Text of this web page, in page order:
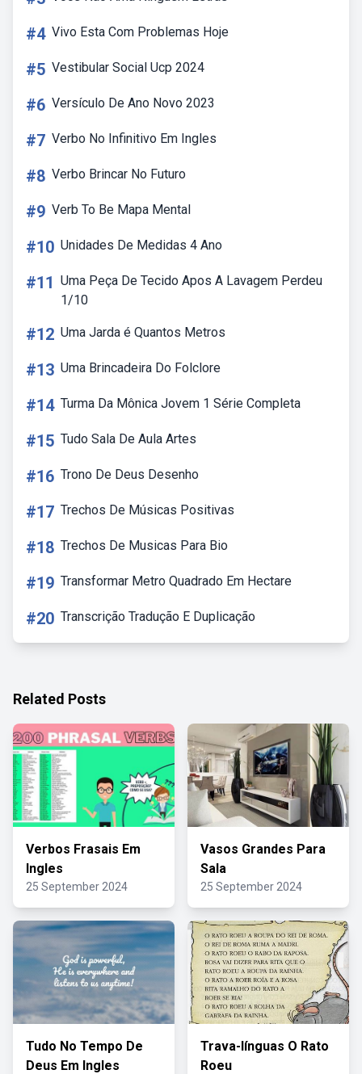
#4 Vivo Esta Com Problemas Hoje
#5 Vestibular Social Ucp 2024
#6 Versículo De Ano Novo 2023
#7 Verbo No Infinitivo Em Ingles
#8 Verbo Brincar No Futuro
#9 Verb To Be Mapa Mental
#10 Unidades De Medidas 4 Ano
#11 Uma Peça De Tecido Apos A Lavagem Perdeu
1/10
#12 Uma Jarda é Quantos Metros
#13 Uma Brincadeira Do Folclore
#14 Turma Da Mônica Jovem 1 Série Completa
#15 Tudo Sala De Aula Artes
#16 Trono De Deus Desenho
#17 Trechos De Músicas Positivas
#18 Trechos De Musicas Para Bio
#19 Transformar Metro Quadrado Em Hectare
#20 Transcrição Tradução E Duplicação
Related Posts
Verbos Frasais Em
Ingles
25 September 2024
Vasos Grandes Para
Sala
25 September 2024
Tudo No Tempo De
Deus Em Ingles
Trava-línguas O Rato
Roeu